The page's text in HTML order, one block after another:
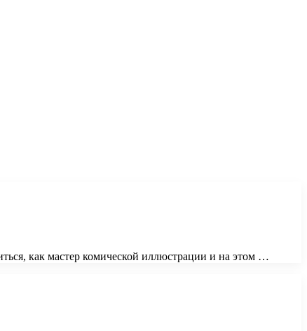
как мастер комической иллюстрации и на этом …